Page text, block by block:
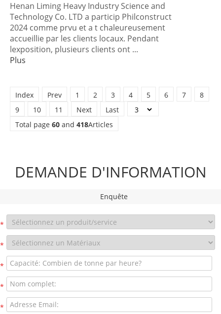
Henan Liming Heavy Industry Science and
Technology Co. LTD a particip Philconstruct
2024 comme prvu et a t chaleureusement
accueillie par les clients locaux. Pendant
lexposition, plusieurs clients ont ...
Plus
Index Prev 1 2 3 4 5 6 7
8
9
10 11 Next
Last
Total page 60 and 418Articles
DEMANDE D'INFORMATION
Enquête
*
*
*
*
*